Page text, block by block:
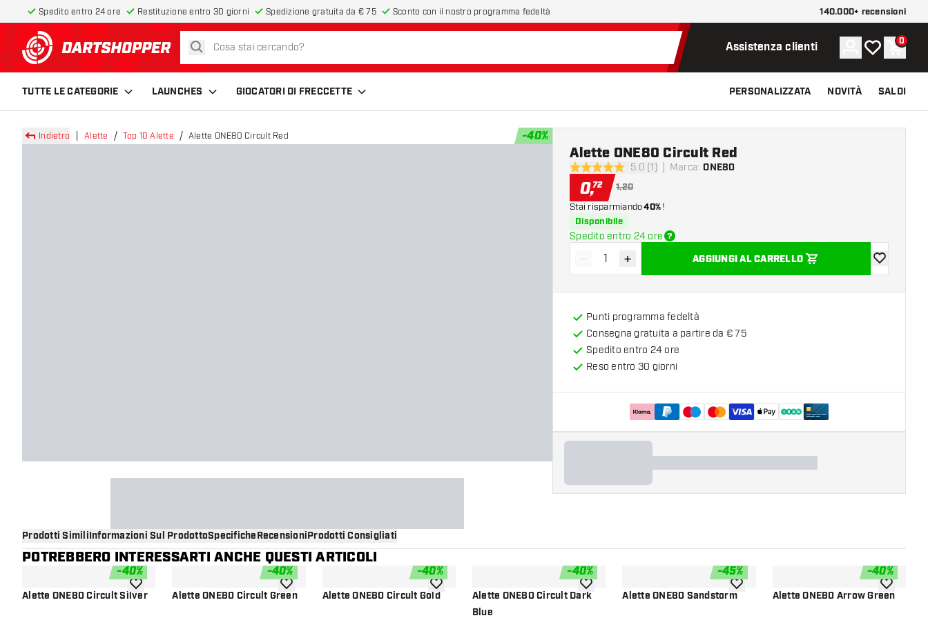
Spedito entro 24 ore Restituzione entro 30 giorni Spedizione gratuita da € 75 Sconto con il nostro programma fedeltà 140.000+ recensioni
torna alla home page
cerca Assistenza clienti Account
La mia lista
0
TUTTE LE CATEGORIE LAUNCHES GIOCATORI DI FRECCETTE PERSONALIZZATA NOVITÀ SALDI
Indietro Alette Top 10 Alette Alette ONE80 Circult Red -40%
5 stelle di valutazione
5.0 (1) Marca: ONE80
Alette ONE80 Circult Red
0,72 1,20
Stai risparmiando40%!
Disponibile
Spedito entro 24 ore
Diminuisci quantità
- Aumenta quantità
+ AGGIUNGI AL CARRELLO
aggiungi
Punti programma fedeltà
Consegna gratuita a partire da € 75
Spedito entro 24 ore
Reso entro 30 giorni
Prodotti SimiliInformazioni Sul ProdottoSpecificheRecensioniProdotti Consigliati
POTREBBERO INTERESSARTI ANCHE QUESTI ARTICOLI
-40%
Alette ONE80 Circult Silveraggiungi alla lista dei desideri
-40%
Alette ONE80 Circult Greenaggiungi alla lista dei desideri
-40%
Alette ONE80 Circult Goldaggiungi alla lista dei desideri
-40%
Alette ONE80 Circult Dark
Blue
aggiungi alla lista dei desideri
-45%
Alette ONE80 Sandstormaggiungi alla lista dei desideri
-40%
Alette ONE80 Arrow Greenaggiungi